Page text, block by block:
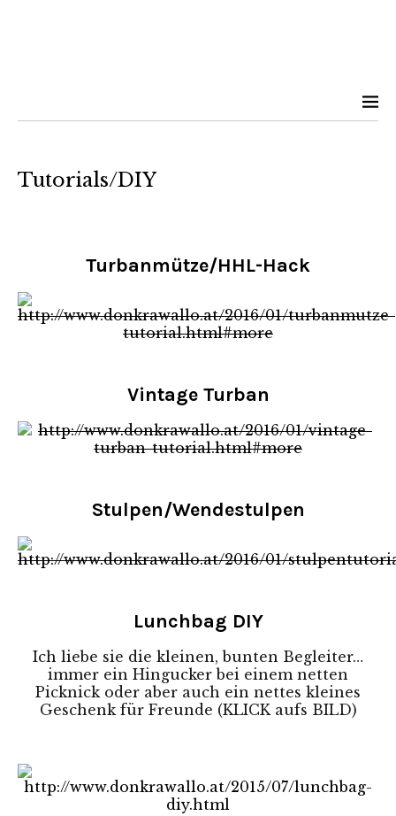
Tutorials/DIY
Turbanmütze/HHL-Hack
Vintage Turban
Stulpen/Wendestulpen
Lunchbag DIY
Ich liebe sie die kleinen, bunten Begleiter…
immer ein Hingucker bei einem netten
Picknick oder aber auch ein nettes kleines
Geschenk für Freunde (KLICK aufs BILD)